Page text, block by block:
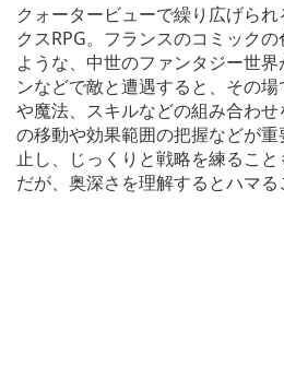
クォータービューで繰り広げら
クスRPG。フランスのコミック
ような、中世のファンタジー世
ンなどで敵と遭遇すると、その
や魔法、スキルなどの組み合わ
の移動や効果範囲の把握などが
止し、じっくりと戦略を練るこ
だが、奥深さを理解するとハマる